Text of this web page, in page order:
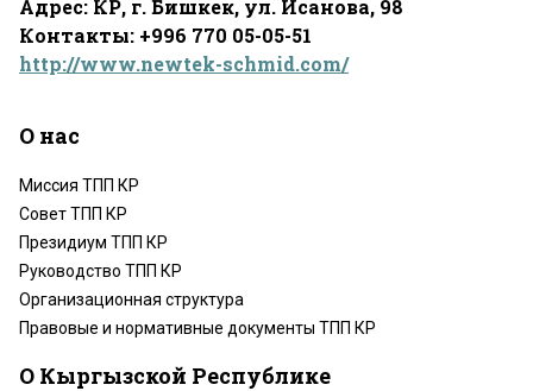
Адрес: КР, г. Бишкек, ул. Исанова, 98
Контакты: +996 770 05-05-51
http://www.newtek-schmid.com/
О нас
Миссия ТПП КР
Совет ТПП КР
Президиум ТПП КР
Руководство ТПП КР
Организационная структура
Правовые и нормативные документы ТПП КР
О Кыргызской Республике